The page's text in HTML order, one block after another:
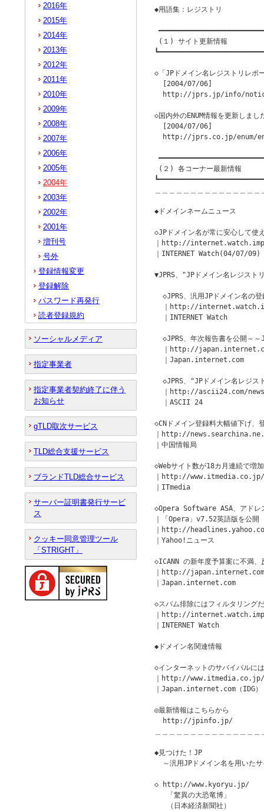
◆用語集：レジストリ
(１) サイト更新情報
◇「JPドメイン名レジストリレポ
  [2004/07/06]
http://jprs.jp/info/
◇国内外のENUM情報を更新しまし
  [2004/07/06]
http://jprs.co.jp/enum/
(２) 各コーナー最新情報
◆ドメインネームニュー
◇JPドメイン名が常に安心して使
｜http://
｜INTERNET Watch(04/07/09)
▼JPRS、"JPドメイン名レジスト
◇JPRS、汎用JPドメイン名の登
｜http://
  ｜INTERNET Watch
◇JPRS、年次報告書を公開～～
｜http://
  ｜Japan.internet.com
◇JPRS、"JPドメイン名レジス
｜http://ascii24.com/
  ｜ASCII 24
◇CNドメイン登録料大幅値下げ、
｜http://
｜中国情報局
◇Webサイト数が18カ月連続で増
｜http://
｜ITmedia
◇Opera Software ASA、アドレ
｜「Opera」v7.52英語版を公開
｜http://
｜Yahoo!ニュース
◇ICANN の新年度予算案に不満、
｜http://
｜Japan.internet.com
◇スパム排除にはフィルタリング
｜http://
｜INTERNET Watch
◆ドメイン名関連情報
◇インターネットのサバイバルに
｜http://
｜Japan.internet.com（IDG）
◎最新情報はこちらから
  http://jpinfo.jp/
◆見つけた！JP
～汎用JPドメイン名を用いた
◇ http://www.kyoryu.jp/
   「驚異の大恐竜博」
   （日本経済新聞社）
2016年
2015年
2014年
2013年
2012年
2011年
2010年
2009年
2008年
2007年
2006年
2005年
2004年
2003年
2002年
2001年
増刊号
号外
登録情報変更
登録解除
パスワード再発行
読者登録規約
ソーシャルメディア
指定事業者
指定事業者契約終了に伴う
お知らせ
gTLD取次サービス
TLD総合支援サービス
ブランドTLD総合サービス
サーバー証明書発行サービ
ス
クッキー同意管理ツール
「STRIGHT」